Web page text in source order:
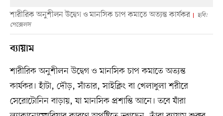
শারীরিক অনুশীলন উদ্বেগ ও মানসিক চাপ কমাতে অত্যন্ত কার্যকর
ছবি:
পেক্সেলস
ব্যায়াম
শারীরিক অনুশীলন উদ্বেগ ও মানসিক চাপ কমাতে অত্যন্ত
কার্যকর। হাঁটা, দৌড়, সাঁতার, সাইক্লিং বা খেলাধুলা শরীরে
সেরোটোনিন বাড়ায়, যা মানসিক প্রশান্তি আনে। তবে যাঁরা